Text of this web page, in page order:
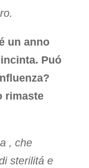
un anno
Puó
rimaste
, che
sterilitá e